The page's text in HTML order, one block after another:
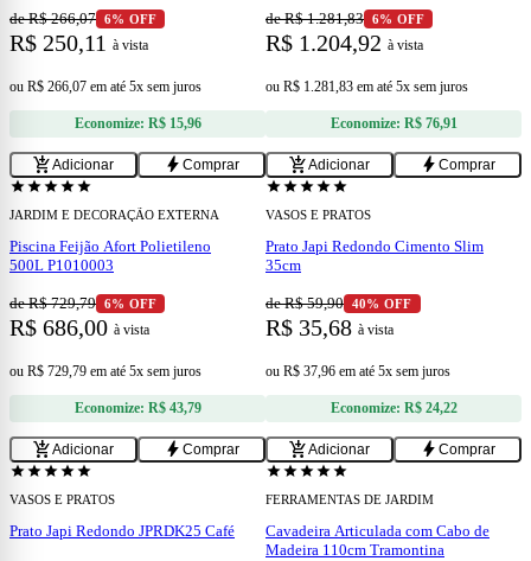
de R$ 266,07 6% OFF
R$ 250,11 à vista
ou R$ 266,07 em até 5x sem juros
Economize: R$ 15,96
add_shopping_cartAdicionar bolt Comprar
de R$ 1.281,83 6% OFF
R$ 1.204,92 à vista
ou R$ 1.281,83 em até 5x sem juros
Economize: R$ 76,91
add_shopping_cartAdicionar bolt Comprar
add
starstarstarstarstar
JARDIM E DECORAÇÃO EXTERNA
Piscina Feijão Afort Polietileno
500L P1010003
de R$ 729,79 6% OFF
R$ 686,00 à vista
ou R$ 729,79 em até 5x sem juros
Economize: R$ 43,79
add_shopping_cartAdicionar bolt Comprar
add
starstarstarstarstar
VASOS E PRATOS
Prato Japi Redondo Cimento Slim
35cm
de R$ 59,90 40% OFF
R$ 35,68 à vista
ou R$ 37,96 em até 5x sem juros
Economize: R$ 24,22
add_shopping_cartAdicionar bolt Comprar
add
starstarstarstarstar
VASOS E PRATOS
Prato Japi Redondo JPRDK25 Café
add
starstarstarstarstar
FERRAMENTAS DE JARDIM
Cavadeira Articulada com Cabo de
Madeira 110cm Tramontina